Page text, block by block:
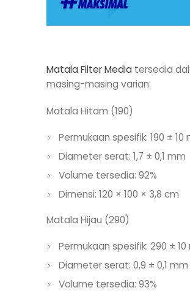
Matala Filter Media tersedia
masing-masing varian:
Matala Hitam (190)
Permukaan spesifik: 190 ± 10
Diameter serat: 1,7 ± 0,1 mm
Volume tersedia: 92%
Dimensi: 120 × 100 × 3,8 cm
Matala Hijau (290)
Permukaan spesifik: 290 ± 10
Diameter serat: 0,9 ± 0,1 mm
Volume tersedia: 93%